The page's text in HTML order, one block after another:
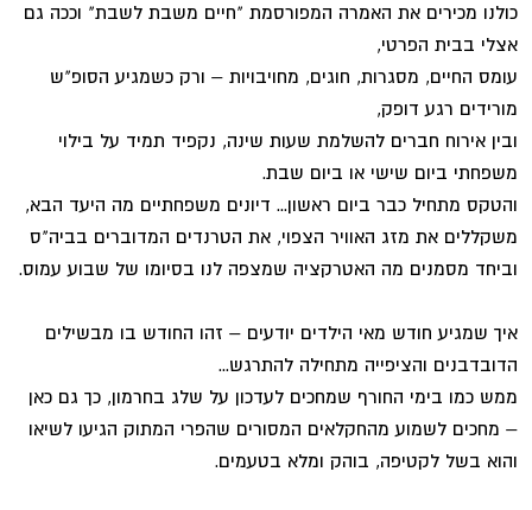
כולנו מכירים את האמרה המפורסמת "חיים משבת לשבת" וככה גם
אצלי בבית הפרטי,
עומס החיים, מסגרות, חוגים, מחויבויות – ורק כשמגיע הסופ"ש
מורידים רגע דופק,
ובין אירוח חברים להשלמת שעות שינה, נקפיד תמיד על בילוי
משפחתי ביום שישי או ביום שבת.
והטקס מתחיל כבר ביום ראשון... דיונים משפחתיים מה היעד הבא,
משקללים את מזג האוויר הצפוי, את הטרנדים המדוברים בביה"ס
וביחד מסמנים מה האטרקציה שמצפה לנו בסיומו של שבוע עמוס.
איך שמגיע חודש מאי הילדים יודעים – זהו החודש בו מבשילים
הדובדבנים והציפייה מתחילה להתרגש...
ממש כמו בימי החורף שמחכים לעדכון על שלג בחרמון, כך גם כאן
– מחכים לשמוע מהחקלאים המסורים שהפרי המתוק הגיעו לשיאו
והוא בשל לקטיפה, בוהק ומלא בטעמים.